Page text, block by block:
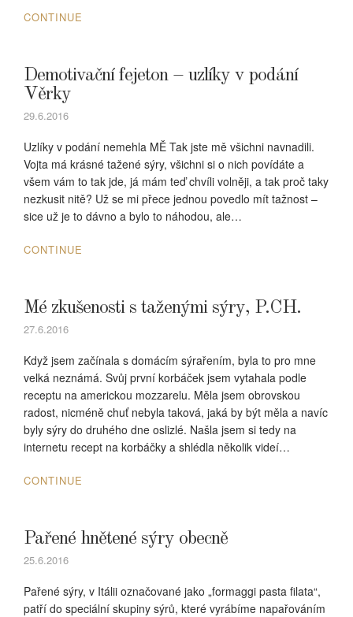
CONTINUE
Demotivační fejeton – uzlíky v podání
Věrky
29.6.2016
Uzlíky v podání nemehla MĚ Tak jste mě všichni navnadili.
Vojta má krásné tažené sýry, všichni si o nich povídáte a
všem vám to tak jde, já mám teď chvíli volněji, a tak proč taky
nezkusit nitě? Už se mi přece jednou povedlo mít tažnost –
sice už je to dávno a bylo to náhodou, ale…
CONTINUE
Mé zkušenosti s taženými sýry, P.CH.
27.6.2016
Když jsem začínala s domácím sýrařením, byla to pro mne
velká neznámá. Svůj první korbáček jsem vytahala podle
receptu na americkou mozzarelu. Měla jsem obrovskou
radost, nicméně chuť nebyla taková, jaká by být měla a navíc
byly sýry do druhého dne oslizlé. Našla jsem si tedy na
internetu recept na korbáčky a shlédla několik videí…
CONTINUE
Pařené hnětené sýry obecně
25.6.2016
Pařené sýry, v Itálii označované jako „formaggi pasta filata“,
patří do speciální skupiny sýrů, které vyrábíme napařováním